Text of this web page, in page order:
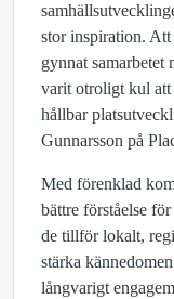
stor inspiration. Att
gynnat samarbetet
varit otroligt kul
hållbar
Gunnarsson på
Med förenklad
bättre förståelse
de tillför lokalt,
stärka
långvarigt